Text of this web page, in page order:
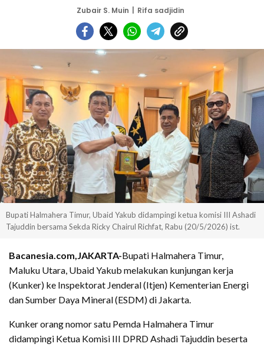
Zubair S. Muin Rifa sadjidin
Bupati Halmahera Timur, Ubaid Yakub didampingi ketua komisi III Ashadi
Tajuddin bersama Sekda Ricky Chairul Richfat, Rabu (20/5/2026) ist.
Bacanesia.com,JAKARTA-Bupati Halmahera Timur,
Maluku Utara, Ubaid Yakub melakukan kunjungan kerja
(Kunker) ke Inspektorat Jenderal (Itjen) Kementerian Energi
dan Sumber Daya Mineral (ESDM) di Jakarta.
Kunker orang nomor satu Pemda Halmahera Timur
didampingi Ketua Komisi III DPRD Ashadi Tajuddin beserta